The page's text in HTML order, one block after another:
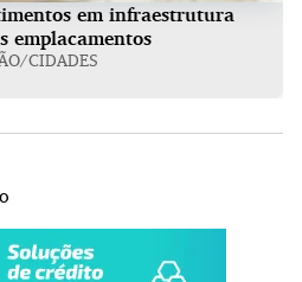
em infraestrutura
emplacamentos
CIDADES